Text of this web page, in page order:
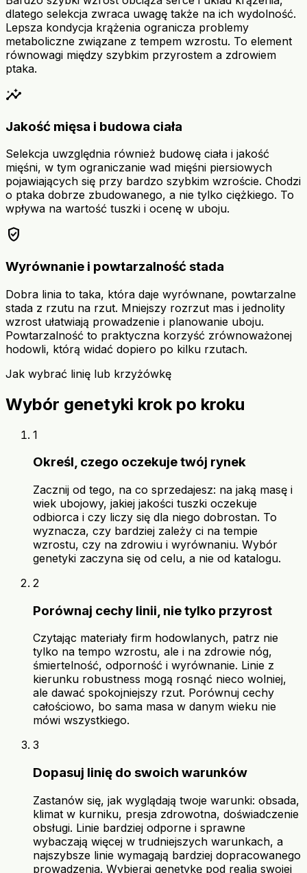
dlatego selekcja zwraca uwagę także na ich wydolność.
Lepsza kondycja krążenia ogranicza problemy
metaboliczne związane z tempem wzrostu. To element
równowagi między szybkim przyrostem a zdrowiem
ptaka.
insights
Jakość mięsa i budowa ciała
Selekcja uwzględnia również budowę ciała i jakość
mięśni, w tym ograniczanie wad mięśni piersiowych
pojawiających się przy bardzo szybkim wzroście. Chodzi
o ptaka dobrze zbudowanego, a nie tylko ciężkiego. To
wpływa na wartość tuszki i ocenę w uboju.
verified_user
Wyrównanie i powtarzalność stada
Dobra linia to taka, która daje wyrównane, powtarzalne
stada z rzutu na rzut. Mniejszy rozrzut mas i jednolity
wzrost ułatwiają prowadzenie i planowanie uboju.
Powtarzalność to praktyczna korzyść zrównoważonej
hodowli, którą widać dopiero po kilku rzutach.
Jak wybrać linię lub krzyżówkę
Wybór genetyki krok po kroku
1
Określ, czego oczekuje twój rynek
Zacznij od tego, na co sprzedajesz: na jaką masę i
wiek ubojowy, jakiej jakości tuszki oczekuje
odbiorca i czy liczy się dla niego dobrostan. To
wyznacza, czy bardziej zależy ci na tempie
wzrostu, czy na zdrowiu i wyrównaniu. Wybór
genetyki zaczyna się od celu, a nie od katalogu.
2
Porównaj cechy linii, nie tylko przyrost
Czytając materiały firm hodowlanych, patrz nie
tylko na tempo wzrostu, ale i na zdrowie nóg,
śmiertelność, odporność i wyrównanie. Linie z
kierunku robustness mogą rosnąć nieco wolniej,
ale dawać spokojniejszy rzut. Porównuj cechy
całościowo, bo sama masa w danym wieku nie
mówi wszystkiego.
3
Dopasuj linię do swoich warunków
Zastanów się, jak wyglądają twoje warunki: obsada,
klimat w kurniku, presja zdrowotna, doświadczenie
obsługi. Linie bardziej odporne i sprawne
wybaczają więcej w trudniejszych warunkach, a
najszybsze linie wymagają bardziej dopracowanego
prowadzenia. Wybieraj genetykę pod realia swojej